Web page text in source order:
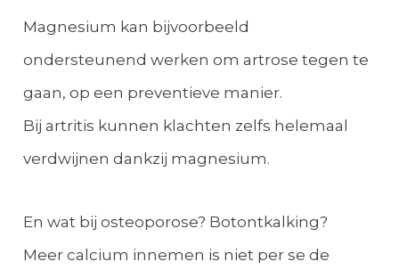
Magnesium kan bijvoorbeeld
ondersteunend werken om artrose tegen te
gaan, op een preventieve manier.
Bij artritis kunnen klachten zelfs helemaal
verdwijnen dankzij magnesium.
En wat bij osteoporose? Botontkalking?
Meer calcium innemen is niet per se de